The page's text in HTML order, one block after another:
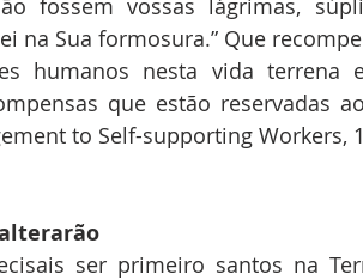
fossem vossas lágrimas,
na Sua formosura.” Que
humanos nesta vida terrena
que estão reservadas
to Self-supporting Workers,
ser primeiro santos na